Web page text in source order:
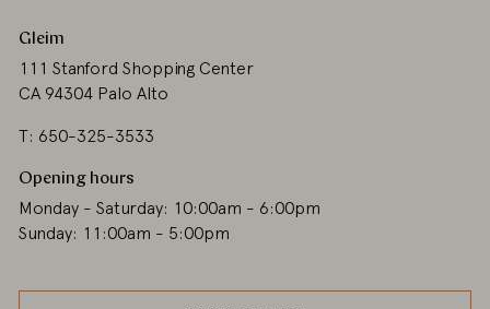
Gleim
111 Stanford Shopping Center
CA 94304 Palo Alto
T: 650-325-3533
Opening hours
Monday - Saturday: 10:00am - 6:00pm
Sunday: 11:00am - 5:00pm